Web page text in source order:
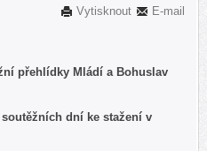
E-mail
Vytisknout
přehlídky Mládí a Bohuslav
dní ke stažení v